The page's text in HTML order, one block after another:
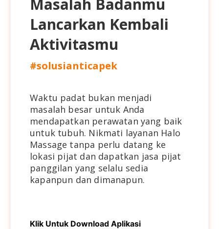
Lancarkan Kembali
Aktivitasmu
#solusianticapek
Waktu padat bukan menjadi
masalah besar untuk Anda
mendapatkan perawatan yang baik
untuk tubuh. Nikmati layanan Halo
Massage tanpa perlu datang ke
lokasi pijat dan dapatkan jasa pijat
panggilan yang selalu sedia
kapanpun dan dimanapun.
Klik Untuk Download Aplikasi